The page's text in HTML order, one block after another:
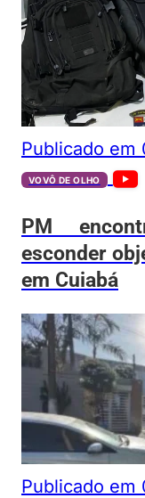
Publicado em
VOVÔ DE OLHO
PM
esconder
em Cuiabá
Publicado em